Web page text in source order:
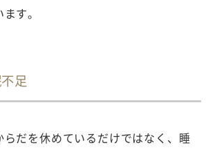
す。
足
らだを休めているだけではなく、睡